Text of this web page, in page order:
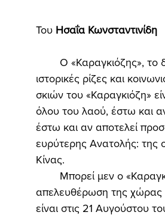
Του Ησαΐα Κωνσταντινίδη
ιστορικές ρίζες και
σκιών του «Καραγκιόζη»
όλου του λαού, έστω και
έστω και αν αποτελεί
ευρύτερης Ανατολής: της
Κίνας.
απελευθέρωση της χώρας
είναι στις 21 Αυγούστου